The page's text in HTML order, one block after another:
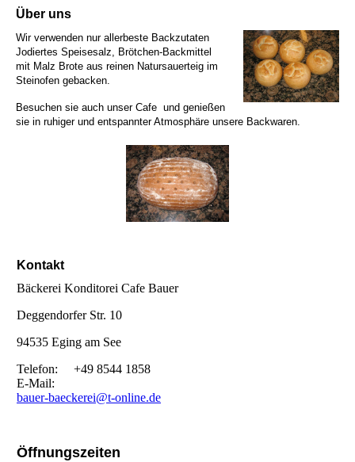
Über uns
Wir verwenden nur allerbeste Backzutaten
Jodiertes Speisesalz, Brötchen-Backmittel
mit Malz Brote aus reinen Natursauerteig im
Steinofen gebacken.
Besuchen sie auch unser Cafe und genießen
sie in ruhiger und entspannter Atmosphäre unsere Backwaren.
Kontakt
Bäckerei Konditorei Cafe Bauer
Deggendorfer Str. 10
94535 Eging am See
Telefon: +49 8544 1858
E-Mail:
bauer-baeckerei@t-online.de
Öffnungszeiten